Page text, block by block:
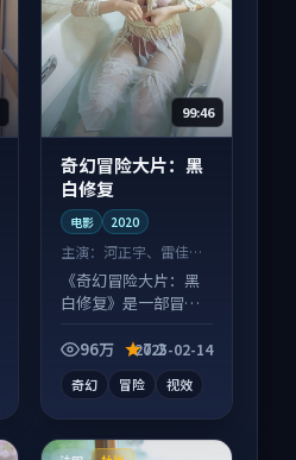
99:46
奇幻冒险大片：黑
白修复
电影 2020
主演： 河正宇、雷佳音
等
《奇幻冒险大片：黑
白修复》是一部冒险
续发酵，适合周末一
96万 7.2
2025-02-14
奇幻 冒险 视效